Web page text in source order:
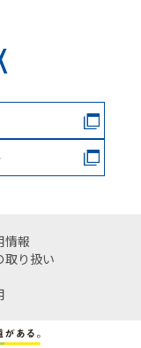
情報
取り扱い